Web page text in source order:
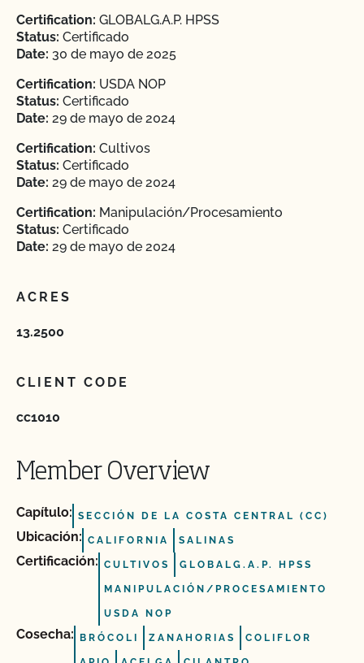
Certification: GLOBALG.A.P. HPSS
Status: Certificado
Date: 30 de mayo de 2025
Certification: USDA NOP
Status: Certificado
Date: 29 de mayo de 2024
Certification: Cultivos
Status: Certificado
Date: 29 de mayo de 2024
Certification: Manipulación/Procesamiento
Status: Certificado
Date: 29 de mayo de 2024
ACRES
13.2500
CLIENT CODE
cc1010
Member Overview
Capítulo: SECCIÓN DE LA COSTA CENTRAL (CC)
Ubicación: CALIFORNIA SALINAS
Certificación: CULTIVOS GLOBALG.A.P. HPSS
MANIPULACIÓN/PROCESAMIENTO
USDA NOP
Cosecha: BRÓCOLI ZANAHORIAS COLIFLOR